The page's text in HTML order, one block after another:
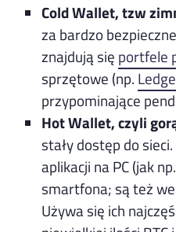
Cold Wallet, tzw
za bardzo
znajdują się portfele
sprzętowe (np.
przypominające
Hot Wallet, czyli
stały dostęp do
aplikacji na PC (jak np.
smartfona; są też
Używa się ich